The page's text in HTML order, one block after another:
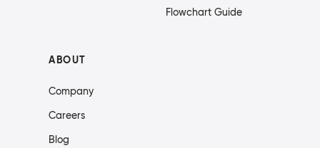
Flowchart Guide
ABOUT
Company
Careers
Blog